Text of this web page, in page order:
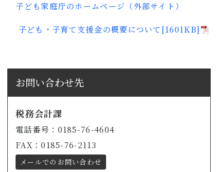
子ども家庭庁のホームページ（外部サイト）
子ども・子育て支援金の概要について[1601KB]
お問い合わせ先
税務会計課
電話番号：0185-76-4604
FAX：0185-76-2113
メールでのお問い合わせ